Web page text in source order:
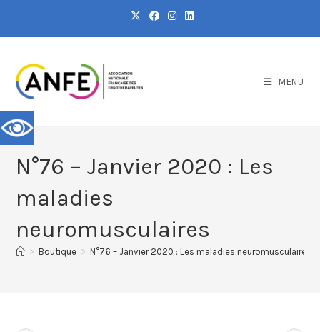
MENU
N°76 – Janvier 2020 : Les
maladies
neuromusculaires
> Boutique > N°76 – Janvier 2020 : Les maladies neuromusculaires